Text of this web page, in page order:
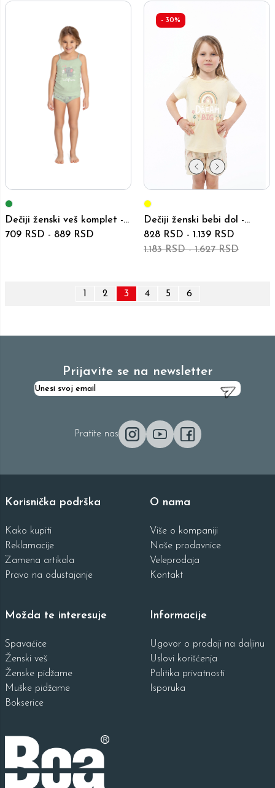
Dečiji ženski veš komplet -
4871-4873 - Zeleni
709 RSD - 889 RSD
Dečiji ženski bebi dol -
5977-5981 - Žuti
828 RSD - 1.139 RSD
1.183 RSD- 1.627 RSD
- 30%
1 2 3 4 5 6
Prijavite se na newsletter
Pratite nas
Korisnička podrška
Kako kupiti
Reklamacije
Zamena artikala
Pravo na odustajanje
O nama
Više o kompaniji
Naše prodavnice
Veleprodaja
Kontakt
Možda te interesuje
Spavaćice
Ženski veš
Ženske pidžame
Muške pidžame
Bokserice
Informacije
Ugovor o prodaji na daljinu
Uslovi korišćenja
Politika privatnosti
Isporuka